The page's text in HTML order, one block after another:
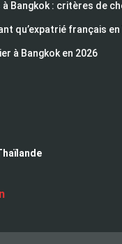
Bangkok : critères de
qu’expatrié français
à Bangkok en 2026